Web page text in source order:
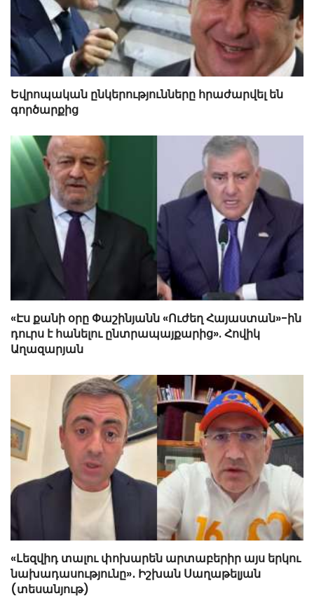
Եվրոպական ընկերությունները հրաժարվել են
գործարքից
«Էս քանի օրը Փաշինյանն «Ուժեղ Հայաստան»-ին
դուրս է հանելու ընտրապայքարից». Հովիկ
Աղազարյան
«Լեզվիդ տալու փոխարեն արտաբերիր այս երկու
նախադասությունը»․ Իշխան Սաղաթելյան
(տեսանյութ)